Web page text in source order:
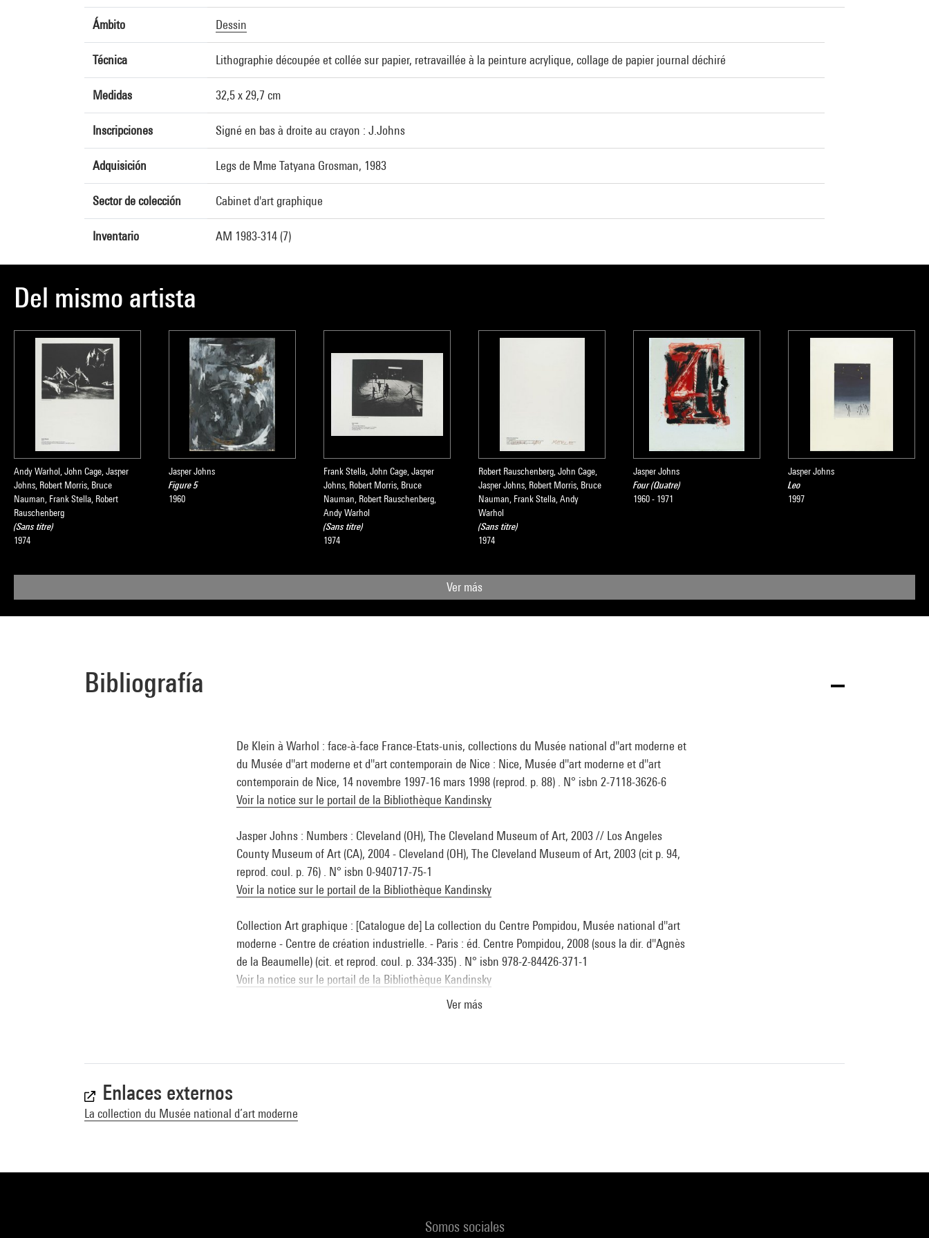
Ámbito Dessin
Técnica Lithographie découpée et collée sur papier, retravaillée à la peinture acrylique, collage de papier journal déchiré
Medidas 32,5 x 29,7 cm
Inscripciones Signé en bas à droite au crayon : J.Johns
Adquisición Legs de Mme Tatyana Grosman, 1983
Sector de colección Cabinet d'art graphique
Inventario AM 1983-314 (7)
Del mismo artista
Andy Warhol, John Cage, Jasper
Johns, Robert Morris, Bruce
Nauman, Frank Stella, Robert
Rauschenberg
(Sans titre)
1974
Jasper Johns
Figure 5
1960
Frank Stella, John Cage, Jasper
Johns, Robert Morris, Bruce
Nauman, Robert Rauschenberg,
Andy Warhol
(Sans titre)
1974
Robert Rauschenberg, John Cage,
Jasper Johns, Robert Morris, Bruce
Nauman, Frank Stella, Andy
Warhol
(Sans titre)
1974
Jasper Johns
Four (Quatre)
1960 - 1971
Jasper Johns
Leo
1997
Ver más
Bibliografía
De Klein à Warhol : face-à-face France-Etats-unis, collections du Musée national d''art moderne et
du Musée d''art moderne et d''art contemporain de Nice : Nice, Musée d''art moderne et d''art
contemporain de Nice, 14 novembre 1997-16 mars 1998 (reprod. p. 88) . N° isbn 2-7118-3626-6
Voir la notice sur le portail de la Bibliothèque Kandinsky
Jasper Johns : Numbers : Cleveland (OH), The Cleveland Museum of Art, 2003 // Los Angeles
County Museum of Art (CA), 2004 - Cleveland (OH), The Cleveland Museum of Art, 2003 (cit p. 94,
reprod. coul. p. 76) . N° isbn 0-940717-75-1
Voir la notice sur le portail de la Bibliothèque Kandinsky
Collection Art graphique : [Catalogue de] La collection du Centre Pompidou, Musée national d''art
moderne - Centre de création industrielle. - Paris : éd. Centre Pompidou, 2008 (sous la dir. d''Agnès
de la Beaumelle) (cit. et reprod. coul. p. 334-335) . N° isbn 978-2-84426-371-1
Voir la notice sur le portail de la Bibliothèque Kandinsky
Voir la notice sur le portail de la Bibliothèque Kandinsky
Ver más
Enlaces externos
La collection du Musée national d’art moderne
Somos sociales